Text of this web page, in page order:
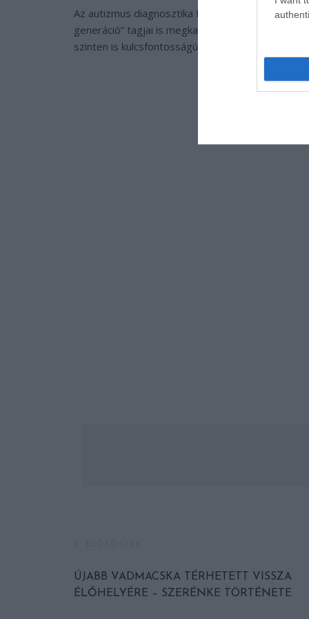
Az autizmus diagnosztika fejlődése többet
generáció” tagjai is megkaphassák a
szinten is kulcsfontosságú.
ÚJABB VADMACSKA TÉRHETETT VISSZA
ÉLŐHELYÉRE – SZERÉNKE TÖRTÉNETE